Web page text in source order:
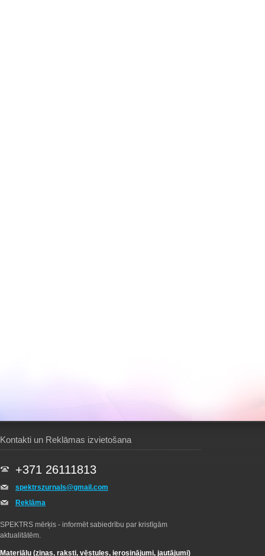
Kontakti un Reklāmas izvietošana
+371 26111813
spektrszurnals@gmail.com
Reklāma
SPEKTRS mērķis - informēt sabiedrību par kristīgām
aktualitātēm.
Materiālu (ziņas, raksti, vēstules, ierosinājumi, jautājumi)